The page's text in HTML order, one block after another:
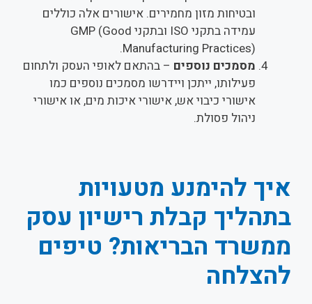
ובטיחות מזון מחמירים. אישורים אלה כוללים
עמידה בתקני ISO ובתקני GMP (Good
Manufacturing Practices).
מסמכים נוספים – בהתאם לאופי העסק ולתחום
פעילותו, ייתכן ויידרשו מסמכים נוספים כמו
אישורי כיבוי אש, אישורי איכות מים, או אישורי
ניהול פסולת.
איך להימנע מטעויות
בתהליך קבלת רישיון עסק
ממשרד הבריאות? טיפים
להצלחה